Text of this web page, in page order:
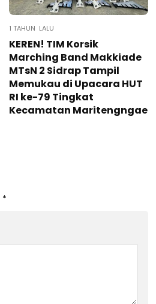
1 TAHUN LALU
KEREN! TIM Korsik
Marching Band Makkiade
MTsN 2 Sidrap Tampil
Memukau di Upacara HUT
RI ke-79 Tingkat
Kecamatan Maritengngae
*